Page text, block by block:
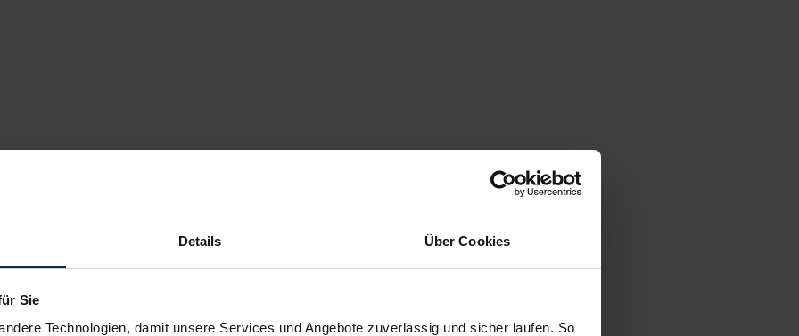
Details Über Cookies
Sie
Technologien, damit unsere Services und Angebote zuverlässig und sicher laufen. So